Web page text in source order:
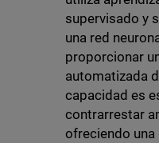
supervisado y
una red
proporcionar
automatizada
capacidad es
contrarrestar
ofreciendo